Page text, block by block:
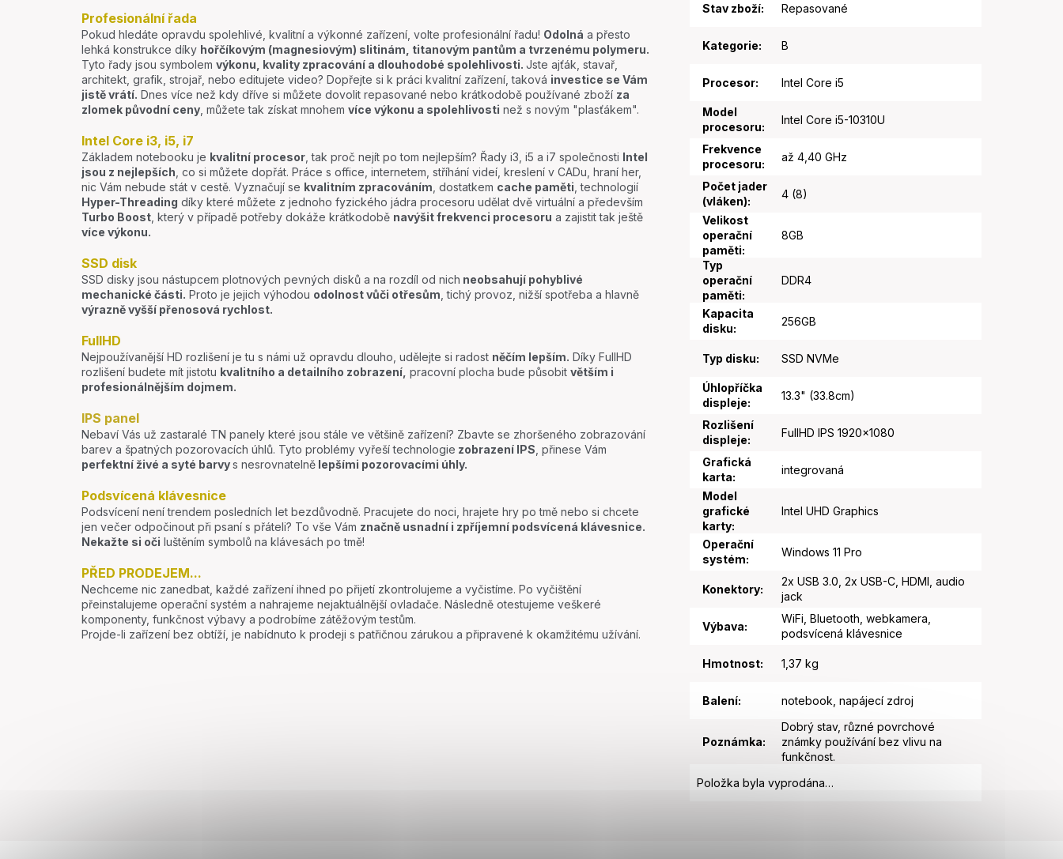
Profesionální řada
Pokud hledáte opravdu spolehlivé, kvalitní a výkonné zařízení, volte profesionální řadu! Odolná a přesto
lehká konstrukce díky hořčíkovým (magnesiovým) slitinám, titanovým pantům a tvrzenému polymeru.
Tyto řady jsou symbolem výkonu, kvality zpracování a dlouhodobé spolehlivosti. Jste ajťák, stavař,
architekt, grafik, strojař, nebo editujete video? Dopřejte si k práci kvalitní zařízení, taková investice se Vám
jistě vrátí. Dnes více než kdy dříve si můžete dovolit repasované nebo krátkodobě používané zboží za
zlomek původní ceny , můžete tak získat mnohem více výkonu a spolehlivosti než s novým "plasťákem".
Intel Core i3, i5, i7
Základem notebooku je kvalitní procesor , tak proč nejít po tom nejlepším? Řady i3, i5 a i7 společnosti Intel
jsou z nejlepších , co si můžete dopřát. Práce s office, internetem, stříhání videí, kreslení v CADu, hraní her,
nic Vám nebude stát v cestě. Vyznačují se kvalitním zpracováním , dostatkem cache paměti , technologií
Hyper-Threading díky které můžete z jednoho fyzického jádra procesoru udělat dvě virtuální a především
Turbo Boost , který v případě potřeby dokáže krátkodobě navýšit frekvenci procesoru a zajistit tak ještě
více výkonu.
SSD disk
SSD disky jsou nástupcem plotnových pevných disků a na rozdíl od nich neobsahují pohyblivé
mechanické části. Proto je jejich výhodou odolnost vůči otřesům , tichý provoz, nižší spotřeba a hlavně
výrazně vyšší přenosová rychlost.
FullHD
Nejpoužívanější HD rozlišení je tu s námi už opravdu dlouho, udělejte si radost něčím lepším. Díky FullHD
rozlišení budete mít jistotu kvalitního a detailního zobrazení, pracovní plocha bude působit větším i
profesionálnějším dojmem.
IPS panel
Nebaví Vás už zastaralé TN panely které jsou stále ve většině zařízení? Zbavte se zhoršeného zobrazování
barev a špatných pozorovacích úhlů. Tyto problémy vyřeší technologie zobrazení IPS , přinese Vám
perfektní živé a syté barvys nesrovnatelně lepšími pozorovacími úhly.
Podsvícená klávesnice
Podsvícení není trendem posledních let bezdůvodně. Pracujete do noci, hrajete hry po tmě nebo si chcete
jen večer odpočinout při psaní s přáteli? To vše Vám značně usnadní i zpříjemní podsvícená klávesnice.
Nekažte si oči luštěním symbolů na klávesách po tmě!
PŘED PRODEJEM...
Nechceme nic zanedbat, každé zařízení ihned po přijetí zkontrolujeme a vyčistíme. Po vyčištění
přeinstalujeme operační systém a nahrajeme nejaktuálnější ovladače. Následně otestujeme veškeré
komponenty, funkčnost výbavy a podrobíme zátěžovým testům.
Projde-li zařízení bez obtíží, je nabídnuto k prodeji s patřičnou zárukou a připravené k okamžitému užívání.
Stav zboží: Repasované
Kategorie: B
Procesor: Intel Core i5
Model
procesoru:
Intel Core i5-10310U
Frekvence
procesoru:
až 4,40 GHz
Počet jader
(vláken):
4 (8)
Velikost
operační
paměti:
8GB
Typ
operační
paměti:
DDR4
Kapacita
disku:
256GB
Typ disku: SSD NVMe
Úhlopříčka
displeje:
13.3" (33.8cm)
Rozlišení
displeje:
FullHD IPS 1920x1080
Grafická
karta:
integrovaná
Model
grafické
karty:
Intel UHD Graphics
Operační
systém:
Windows 11 Pro
Konektory:
2x USB 3.0, 2x USB-C, HDMI, audio
jack
Výbava:
WiFi, Bluetooth, webkamera,
podsvícená klávesnice
Hmotnost: 1,37 kg
Balení: notebook, napájecí zdroj
Poznámka:
Dobrý stav, různé povrchové
známky používání bez vlivu na
funkčnost.
Položka byla vyprodána…